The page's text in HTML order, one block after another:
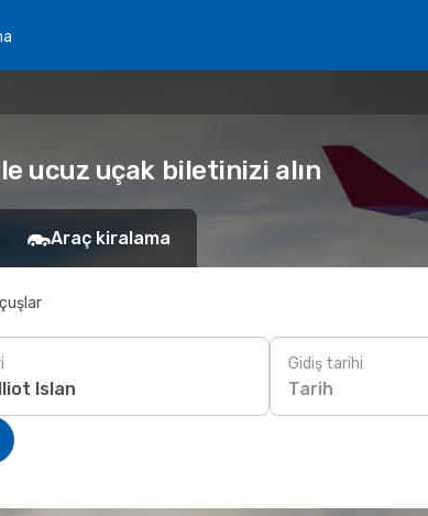
ucuz uçak biletinizi alın
Araç kiralama
Gidiş tarihi
Tarih